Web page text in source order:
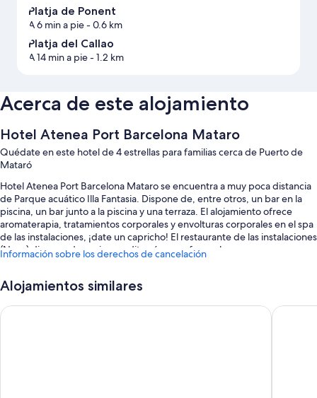
Platja de Ponent
A 6 min a pie- 0.6 km
Platja del Callao
A 14 min a pie- 1.2 km
Acerca de este alojamiento
Hotel Atenea Port Barcelona Mataro
Quédate en este hotel de 4 estrellas para familias cerca de Puerto de
Mataró
Hotel Atenea Port Barcelona Mataro se encuentra a muy poca distancia
de Parque acuático Illa Fantasia. Dispone de, entre otros, un bar en la
piscina, un bar junto a la piscina y una terraza. El alojamiento ofrece
aromaterapia, tratamientos corporales y envolturas corporales en el spa
de las instalaciones, ¡date un capricho! El restaurante de las instalaciones
(Nuus) dispone de cocina mediterránea y ofrece almuerzo y cena y
Estos son otros servicios:
Información sobre los derechos de cancelación
Alojamientos similares
URH Ciutat de Mataró Atenea